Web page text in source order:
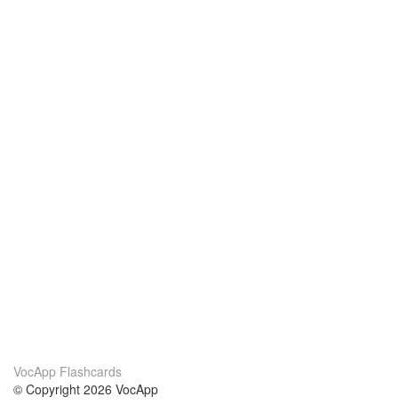
VocApp Flashcards
© Copyright 2026 VocApp